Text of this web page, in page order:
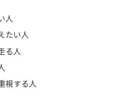
人
たい人
る人
視する人